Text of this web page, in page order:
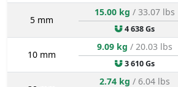
5 mm
15.00 kg / 33.07 lbs
4 638 Gs
10 mm
9.09 kg / 20.03 lbs
3 610 Gs
2.74 kg / 6.04 lbs